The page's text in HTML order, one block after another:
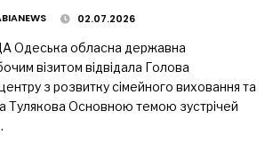
02.07.2026
Одеська обласна державна
візитом відвідала Голова
з розвитку сімейного виховання та
Тулякова Основною темою зустрічей